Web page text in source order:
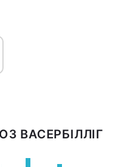
ВАСЕРБІЛЛІГ